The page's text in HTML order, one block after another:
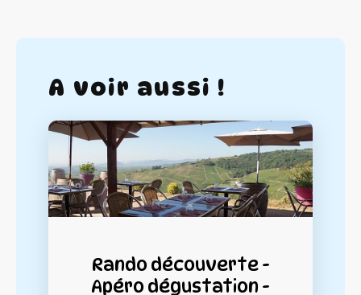
A voir aussi !
Rando découverte -
Apéro dégustation -